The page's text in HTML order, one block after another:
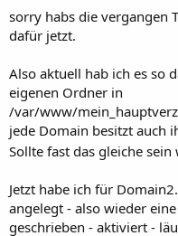
sorry habs die vergangen
dafür jetzt.
Also aktuell hab ich es so
eigenen Ordner in
/var/www/
jede Domain besitzt auch
Sollte fast das gleiche
Jetzt habe ich für
angelegt - also wieder
geschrieben - aktiviert -